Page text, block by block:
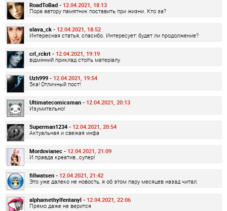
RoadToBad - 12.04.2021, 18:13
Пора автору памятник поставить при жизни. Кто за?
slava_ck - 12.04.2021, 18:52
Интересная статья, спасибо. Интересует: будет ли продолжение?
crl_rckrt - 12.04.2021, 19:19
відмінний приклад стоїть матеріалу
Uzh999 - 12.04.2021, 19:54
5ка! Отличный пост!
Ultimatecomicsman - 12.04.2021, 20:13
Изумительно!
Superman1234 - 12.04.2021, 20:54
Актуальная и свежая инфа
Mordovianec - 12.04.2021, 21:09
И правда креатив…супер!
fillwatsen - 12.04.2021, 21:42
Это уже далеко не новость, я об этом пару месяцев назад читал.
alphamethylfentanyl - 12.04.2021, 22:06
Прямо даже не верится